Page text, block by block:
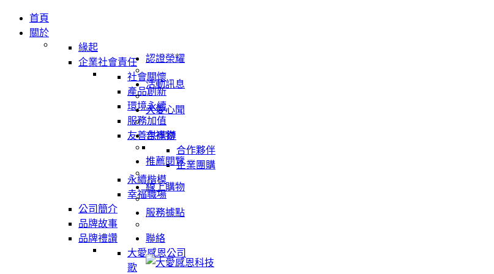
首頁
關於
緣起
企業社會責任
社會關懷
產品創新
環境永續
服務加值
友善供應鏈
合作夥伴
企業團購
永續楷模
幸福職場
公司簡介
品牌故事
品牌禮讚
大愛感恩公司
歌
認證榮耀
活動訊息
大愛心聞
吉祥物
推薦閱覽
線上購物
服務據點
聯絡